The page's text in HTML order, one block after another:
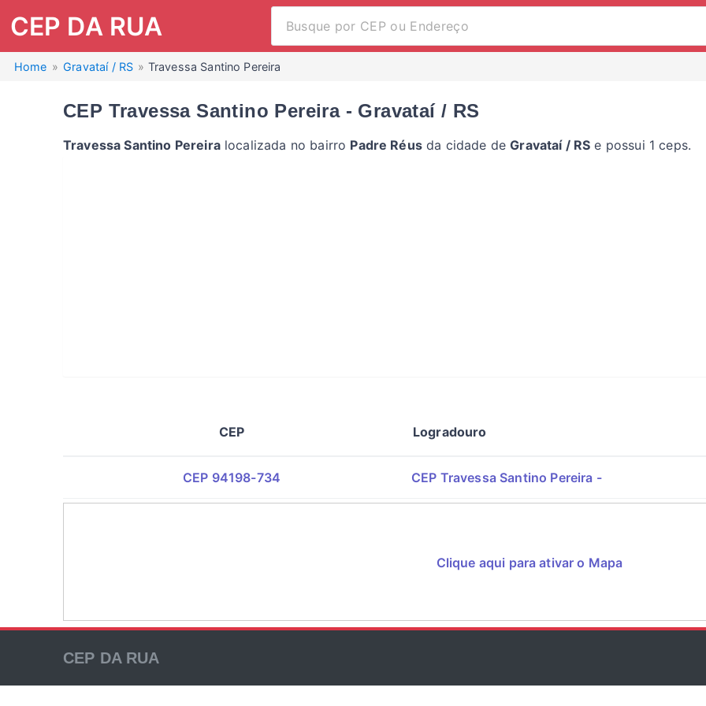
CEP DA RUA
Home Gravataí / RS Travessa Santino Pereira
CEP Travessa Santino Pereira - Gravataí / RS
Travessa Santino Pereiralocalizada no bairro Padre Réusda cidade deGravataí / RS e possui 1 ceps.
CEP Logradouro
CEP 94198-734 CEP Travessa Santino Pereira -
Clique aqui para ativar o Mapa
CEP DA RUA